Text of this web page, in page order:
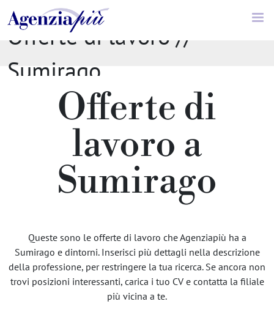
Offerte di lavoro //
Sumirago
Offerte di
lavoro a
Sumirago
Queste sono le offerte di lavoro che Agenziapiù ha a
Sumirago e dintorni. Inserisci più dettagli nella descrizione
della professione, per restringere la tua ricerca. Se ancora non
trovi posizioni interessanti, carica i tuo CV e contatta la filiale
più vicina a te.